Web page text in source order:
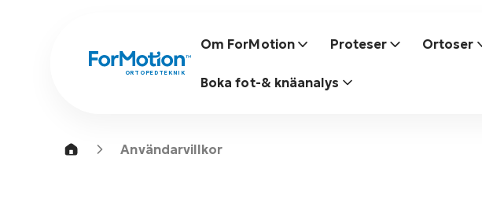
ORTOPEDTEKNIK
Om ForMotion Proteser Ortoser
Boka fot-& knäanalys
Användarvillkor